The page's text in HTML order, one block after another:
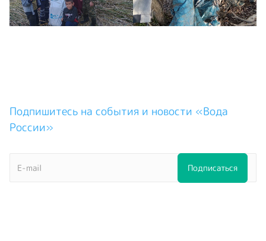
Подпишитесь на события и новости «Вода
России»